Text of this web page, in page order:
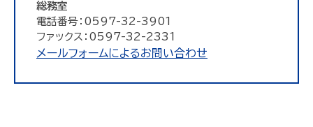
総務室
電話番号：0597-32-3901
ファックス：0597-32-2331
メールフォームによるお問い合わせ